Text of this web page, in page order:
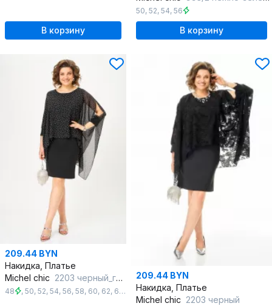
В корзину
50, 52, 54, 56
В корзину
209.44 BYN
Накидка, Платье
Michel chic 2203 черный_горох
48 , 50, 52, 54, 56, 58, 60, 62, 64 , 66
209.44 BYN
Накидка, Платье
Michel chic 2203 черный